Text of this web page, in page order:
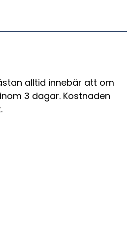
alltid innebär att om
3 dagar. Kostnaden